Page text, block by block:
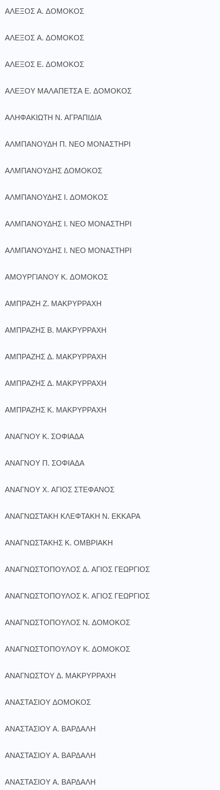
ΑΛΕΞΟΣ Α. ΔΟΜΟΚΟΣ
ΑΛΕΞΟΣ Α. ΔΟΜΟΚΟΣ
ΑΛΕΞΟΣ Ε. ΔΟΜΟΚΟΣ
ΑΛΕΞΟΥ ΜΑΛΑΠΕΤΣΑ Ε. ΔΟΜΟΚΟΣ
ΑΛΗΦΑΚΙΩΤΗ Ν. ΑΓΡΑΠΙΔΙΑ
ΑΛΜΠΑΝΟΥΔΗ Π. ΝΕΟ ΜΟΝΑΣΤΗΡΙ
ΑΛΜΠΑΝΟΥΔΗΣ ΔΟΜΟΚΟΣ
ΑΛΜΠΑΝΟΥΔΗΣ Ι. ΔΟΜΟΚΟΣ
ΑΛΜΠΑΝΟΥΔΗΣ Ι. ΝΕΟ ΜΟΝΑΣΤΗΡΙ
ΑΛΜΠΑΝΟΥΔΗΣ Ι. ΝΕΟ ΜΟΝΑΣΤΗΡΙ
ΑΜΟΥΡΓΙΑΝΟΥ Κ. ΔΟΜΟΚΟΣ
ΑΜΠΡΑΖΗ Ζ. ΜΑΚΡΥΡΡΑΧΗ
ΑΜΠΡΑΖΗΣ Β. ΜΑΚΡΥΡΡΑΧΗ
ΑΜΠΡΑΖΗΣ Δ. ΜΑΚΡΥΡΡΑΧΗ
ΑΜΠΡΑΖΗΣ Δ. ΜΑΚΡΥΡΡΑΧΗ
ΑΜΠΡΑΖΗΣ Κ. ΜΑΚΡΥΡΡΑΧΗ
ΑΝΑΓΝΟΥ Κ. ΣΟΦΙΑΔΑ
ΑΝΑΓΝΟΥ Π. ΣΟΦΙΑΔΑ
ΑΝΑΓΝΟΥ Χ. ΑΓΙΟΣ ΣΤΕΦΑΝΟΣ
ΑΝΑΓΝΩΣΤΑΚΗ ΚΛΕΦΤΑΚΗ Ν. ΕΚΚΑΡΑ
ΑΝΑΓΝΩΣΤΑΚΗΣ Κ. ΟΜΒΡΙΑΚΗ
ΑΝΑΓΝΩΣΤΟΠΟΥΛΟΣ Δ. ΑΓΙΟΣ ΓΕΩΡΓΙΟΣ
ΑΝΑΓΝΩΣΤΟΠΟΥΛΟΣ Κ. ΑΓΙΟΣ ΓΕΩΡΓΙΟΣ
ΑΝΑΓΝΩΣΤΟΠΟΥΛΟΣ Ν. ΔΟΜΟΚΟΣ
ΑΝΑΓΝΩΣΤΟΠΟΥΛΟΥ Κ. ΔΟΜΟΚΟΣ
ΑΝΑΓΝΩΣΤΟΥ Δ. ΜΑΚΡΥΡΡΑΧΗ
ΑΝΑΣΤΑΣΙΟΥ ΔΟΜΟΚΟΣ
ΑΝΑΣΤΑΣΙΟΥ Α. ΒΑΡΔΑΛΗ
ΑΝΑΣΤΑΣΙΟΥ Α. ΒΑΡΔΑΛΗ
ΑΝΑΣΤΑΣΙΟΥ Α. ΒΑΡΔΑΛΗ